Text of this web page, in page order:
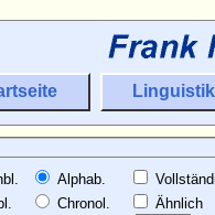
Linguistik
Alphab.
Chronol.
Ähnlich